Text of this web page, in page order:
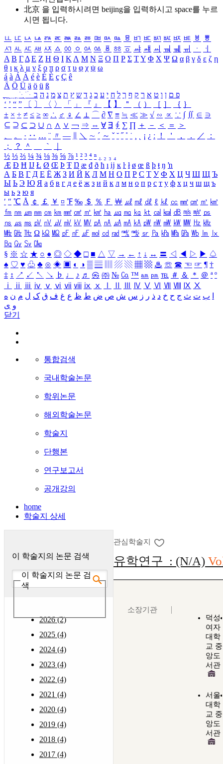
北京 을 입력하시려면 beijing을 입력하시고 space를 누르
시면 됩니다.
ㅥ ㅦ ㅧ ㅨ ㅩ ㅪ ㅫ ㅬ ㅭ ㅮ ㅯ ㅰ ㅱ ㅲ ㅳ ㅴ ㅵ ㅶ ㅷ ㅸ
ㅹ
ㅺ ㅻ ㅼ ㅽ ㅾ ㅿ ㆀ ㆁ ㆂ ㆃ ㆄ ㆅ ㆆ ㆇ ㆈ ㆉ ㆊ ㆋ ㆌ ㆍ
ㆎ
Α Β ΓΔ Ε Ζ Η Θ Ι ΚΛ Μ Ν Ξ Ο Π Ρ Σ ΤΥ Φ Χ Ψ Ω α β γ δ ε ζ η
θ ι κ λ μ ν ξ ο π ρ σ τ υ φ χ ψ ω
á à Á À é è É È ç Ç ê
Ä Ö Ü ä ö ü ß
ִֶֹ ֻּ ׁׂ פ ם ן ו ט א ר ק ף ך ל ח י ע כ ג ד ש ץ ת צ מ נ ה ב
‘ ’ “ ” 〔 〕 〈 〉 「 」 『 』 【 】 ＂ （ ） ［ ］ ｛ ｝
± × ÷ ≠ ≤ ≥ ∞ ∴ ♂ ♀ ∠ ⊥ ⌒ ∂ ∇ ≡ ≒ ≪ ≫ √ ∽ ∝ ∵ ∫ ∬ ∈ ∋
⊆ ⊇ ⊂ ⊃ ∪ ∩ ∧ ∨ ￢ ⇒ ⇔ ∀ ∃ ∮ ∑ ∏ ＋ － ＜ ＝
＞
、
。 · ‥ … ¨ 〃 ― ＼ ∼ ´ ～ ˇ ˘ ˝ ˚ ˙ ¸ ¡ ¿ ː ！ ＇ ， ． ／
：
；
？ ＾ ｀
½ ⅓ ⅔ ¼ ¾ ⅛ ⅜ ⅝ ⅞ ¹ ² ³ ⁴ ⁿ ₁ ₂ ₃ ₄
Æ Ð Ħ Ĳ Ł Ø Œ Þ Ŧ Ŋ æ đ ð ħ ı ĳ ĸ ŀ ł ø œ ß þ ŧ ŋ ŉ
А Б В Г Д Е Ё Ж З И Й К Л М Н О П Р С Т У Ф Х Ц Ч Ш Щ Ъ
Ы Ь Э Ю Я а б в г д е ё ж з и й к л м н о п р с т у ф х ц ч ш щ ъ
ы ь э ю я
′ ″ ℃ Å ￠ ￡ ￥ ¤ ℉ ‰ ＄ ％ Ｆ ￦ ㎕ ㎖ ㎗ ℓ ㎘ ㏄ ㎣ ㎤ ㎥ ㎦
㎙ ㎚ ㎛ ㎜ ㎝ ㎞ ㎟ ㎠ ㎡ ㎢ ㏊ ㎍ ㎎ ㎏ ㏏ ㎈ ㎉ ㏈ ㎧ ㎨ ㎰
㎱ ㎲ ㎳ ㎴ ㎵ ㎶ ㎷ ㎸ ㎹ ㎀ ㎁ ㎂ ㎃ ㎄ ㎺ ㎻ ㎽ ㎾ ㎿ ㎐ ㎑
㎒ ㎓ ㎔ Ω ㏀ ㏁ ㎊ ㎋ ㎌ ㏖ ㏅ ㎭ ㎮ ㎯ ㏛ ㎩ ㎪ ㎫ ㎬ ㏝ ㏐
㏓
㏃ ㏉ ㏜ ㏆
§ ※ ☆ ★ ○ ● ◎ ◇ ◆ □ ■ △ ▽ → ← ↑ ↓ ↔ 〓 ◁ ◀ ▷ ▶ ♤
♠ ♡ ♥ ♧ ♣ ⊙ ◈ ▣ ◐ ◑ ▒ ▤ ▨ ▧ ▦ ▩ ♨ ☏ ☎ ☜ ☞ ¶ †
‡ ↕ ↗ ↙ ↖ ↘ ♭ ♩ ♪ ♬ ㉿ ㈜ № ㏇ ™ ㏂ ㏘ ℡ ＃ ＆ ＊ ＠ ª º
ⅰ
ⅱ ⅲ ⅳ ⅴ ⅵ ⅶ ⅷ ⅸ ⅹ Ⅳ Ⅴ Ⅵ Ⅶ Ⅷ Ⅸ Ⅹ
ب ت ث ج ح خ د ذ ر ز س ش ص ض ط ظ ع غ ف ق ک ل م ن ه
و ی
닫기
통합검색
국내학술논문
학위논문
해외학술논문
학술지
단행본
연구보고서
공개강의
home
학술지 상세
이 학술지의 논문 검색
이 학술지의 논문 검
색
2026 (2)
2025 (4)
2024 (4)
2023 (4)
2022 (4)
2021 (4)
2020 (4)
2019 (4)
2018 (4)
2017 (4)
관심학술지
유학연구 : (N/A)
소장기관
덕성
여자
대학
교 중
앙도
서관
서울
대학
교 중
앙도
서관